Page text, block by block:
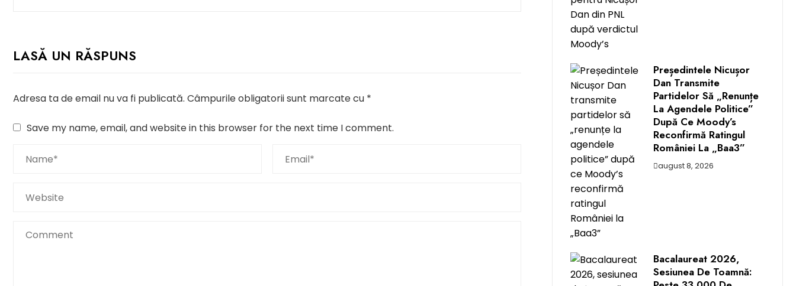
LASĂ UN RĂSPUNS
Adresa ta de email nu va fi publicată. Câmpurile obligatorii sunt marcate cu *
Save my name, email, and website in this browser for the next time I comment.
Președintele Nicușor
Dan Transmite
Partidelor Să „renunțe
La Agendele Politice”
După Ce Moody’s
Reconfirmă Ratingul
României La „Baa3”
august 8, 2026
Bacalaureat 2026,
Sesiunea De Toamnă: